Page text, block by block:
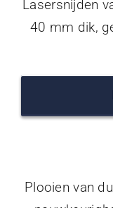
Lasersnijden
40 mm dik,
Plooien van